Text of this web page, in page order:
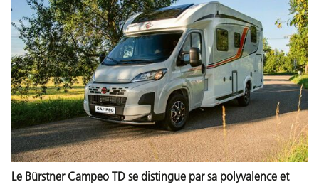
Le Bürstner Campeo TD se distingue par sa polyvalence et